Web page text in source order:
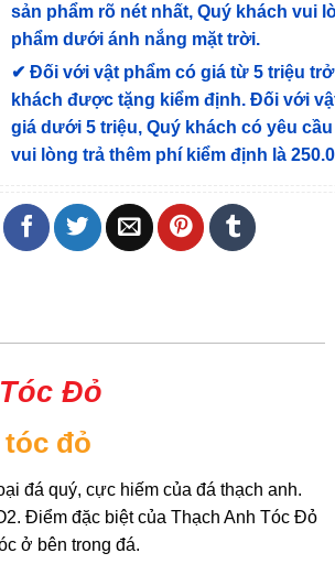
sản phẩm rõ nét nhất, Quý khách vui
phẩm dưới ánh nắng mặt trời.
✔Đối với vật phẩm có giá từ 5 triệu
khách được tặng kiểm định. Đối với
giá dưới 5 triệu, Quý khách có yêu
vui lòng trả thêm phí kiểm định là
Đỏ
tóc đỏ
đá quý, cực hiếm của đá thạch anh.
Điểm đặc biệt của Thạch Anh Tóc Đỏ
ở bên trong đá.